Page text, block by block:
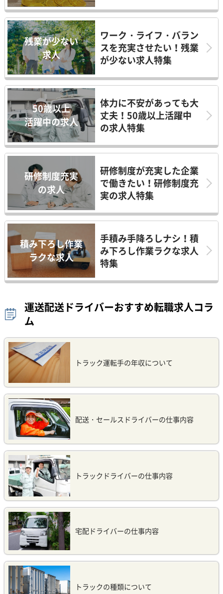
残業が少ない
求人
ワーク・ライフ・バラン
スを充実させたい！残業
が少ない求人特集
50歳以上
活躍中の求人
体力に不安があっても大
丈夫！50歳以上活躍中
の求人特集
研修制度充実
の求人
研修制度が充実した企業
で働きたい！研修制度充
実の求人特集
積み下ろし作業
ラクな求人
手積み手降ろしナシ！積
み下ろし作業ラクな求人
特集
運送配送ドライバーおすすめ転職求人コラ
ム
トラック運転手の年収について
配送・セールスドライバーの仕事内容
トラックドライバーの仕事内容
宅配ドライバーの仕事内容
トラックの種類について